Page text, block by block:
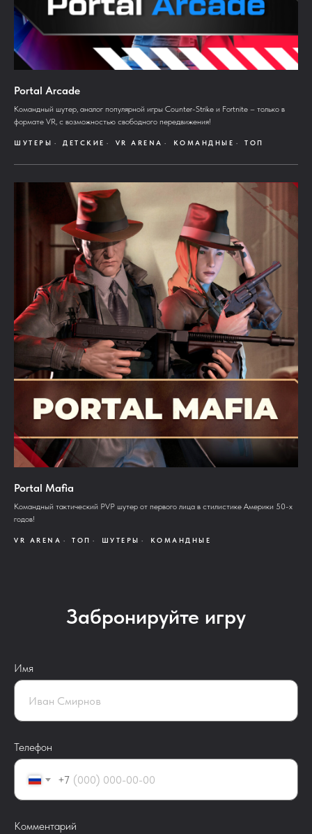
Portal Arcade
Командный шутер, аналог популярной игры Counter-Strike и Fortnite – только в
формате VR, с возможностью свободного передвижения!
ШУТЕРЫ ДЕТСКИЕ VR ARENA КОМАНДНЫЕ ТОП
Portal Mafia
Командный тактический PVP шутер от первого лица в стилистике Америки 50-х
годов!
VR ARENA ТОП ШУТЕРЫ КОМАНДНЫЕ
Забронируйте игру
Имя
Телефон
+7
Комментарий